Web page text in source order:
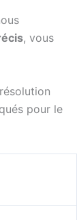
, vous
pour le